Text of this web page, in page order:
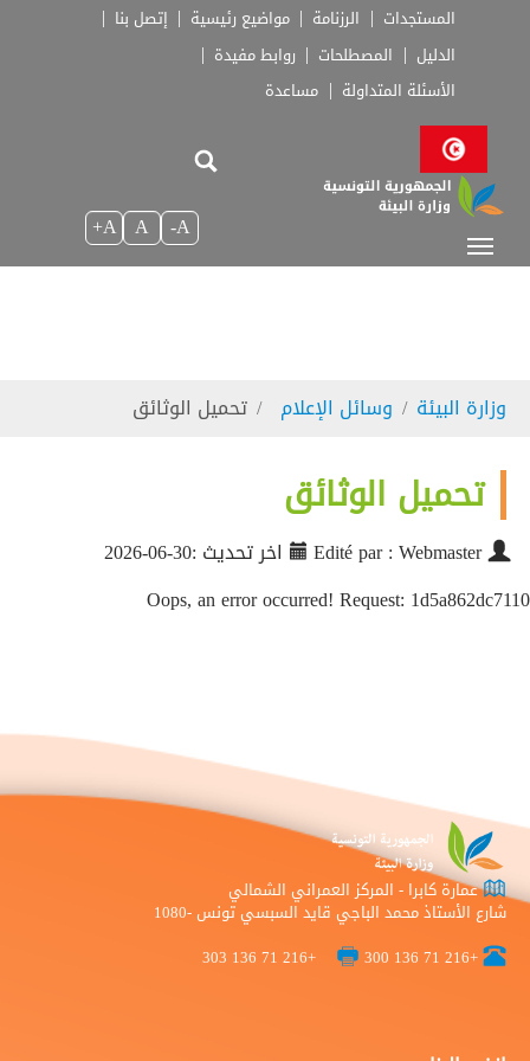
Skip to main navigation
Skip to main content
Skip to page footer
المستجدات الرزنامة مواضيع رئيسية
إتصل بنا
الدليل
المصطلحات
روابط مفيدة
الأسئلة المتداولة
مساعدة
A-
A
A+
You are here:
وزارة البيئة وسائل الإعلام تحميل الوثائق
تحميل الوثائق
Edité par : Webmaster
اخر تحديث :30-06-2026
Oops, an error occurred! Request: 1d5a862dc7110
عمارة كابرا - المركز العمراني الشمالي
شارع الأستاذ محمد الباجي قايد السبسي تونس -1080
+216 71 136 300
+216 71 136 303